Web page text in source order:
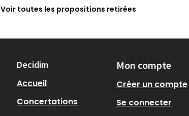
Voir toutes les propositions retirées
Decidim
Accueil
Concertations
Mon compte
Créer un compte
Se connecter